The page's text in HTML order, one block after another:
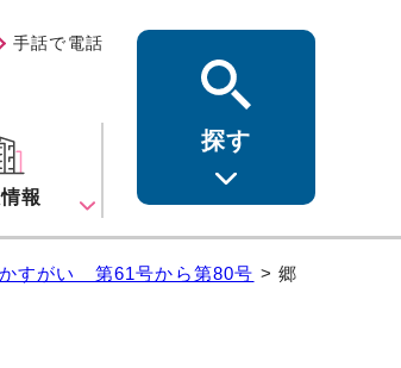
手話で電話
報
探す
すがい 第61号から第80号 > 郷